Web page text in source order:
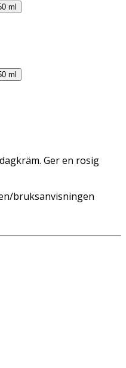
ml
ml
Ger en rosig
bruksanvisningen